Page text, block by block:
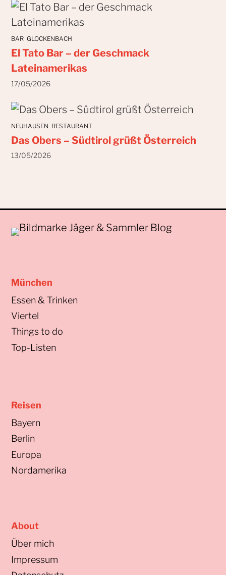
BAR GLOCKENBACH
El Tato Bar – der Geschmack
Lateinamerikas
17/05/2026
NEUHAUSEN RESTAURANT
Das Obers – Südtirol grüßt Österreich
13/05/2026
München
Essen & Trinken
Viertel
Things to do
Top-Listen
Reisen
Bayern
Berlin
Europa
Nordamerika
About
Über mich
Impressum